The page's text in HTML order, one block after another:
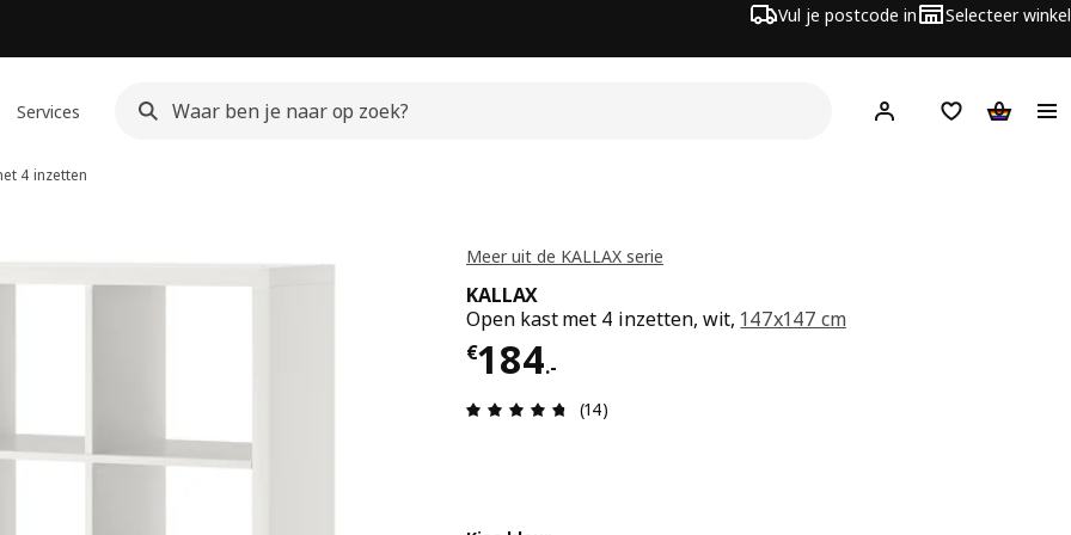
Vul je postcode in Selecteer winkel
Services Hej! Log in
4 inzetten
Meer uit de KALLAX serie
KALLAX
Open kast met 4 inzetten, wit, 147x147 cm
€184.-
Prijs € 184.-
Review: 4.7 van 5 sterren. Totaal beoordelingen: 14
(14)